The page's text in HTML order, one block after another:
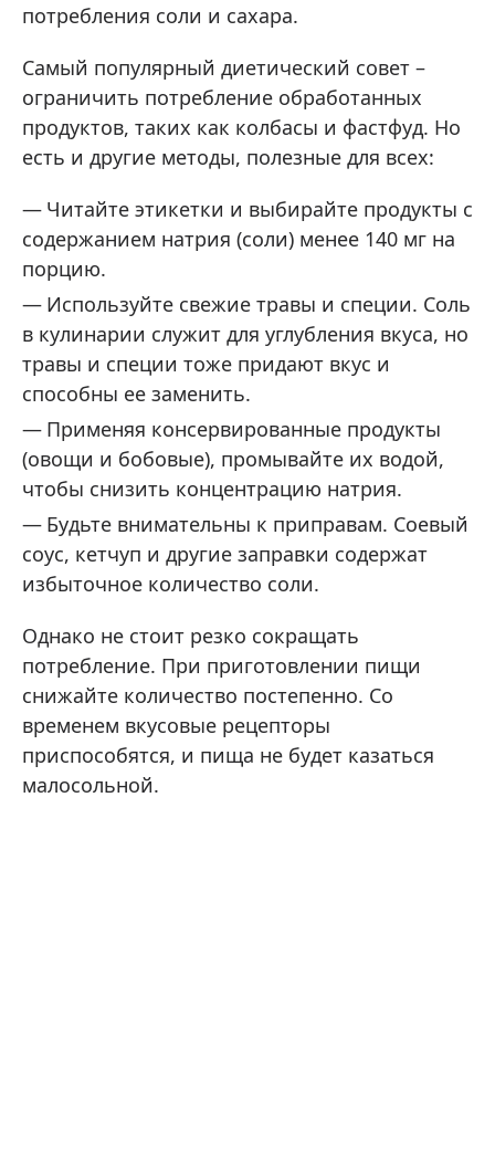
потребления соли и сахара.
Самый популярный диетический совет –
ограничить потребление обработанных
продуктов, таких как колбасы и фастфуд. Но
есть и другие методы, полезные для всех:
Читайте этикетки и выбирайте продукты с
содержанием натрия (соли) менее 140 мг на
порцию.
Используйте свежие травы и специи. Соль
в кулинарии служит для углубления вкуса, но
травы и специи тоже придают вкус и
способны ее заменить.
Применяя консервированные продукты
(овощи и бобовые), промывайте их водой,
чтобы снизить концентрацию натрия.
Будьте внимательны к приправам. Соевый
соус, кетчуп и другие заправки содержат
избыточное количество соли.
Однако не стоит резко сокращать
потребление. При приготовлении пищи
снижайте количество постепенно. Со
временем вкусовые рецепторы
приспособятся, и пища не будет казаться
малосольной.